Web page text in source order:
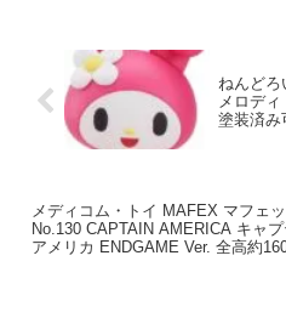
ねんどろ
メロデ
塗装済み
メディコム・トイ MAFEX マフェ
No.130 CAPTAIN AMERICA キャプ
アメリカ ENDGAME Ver. 全高約